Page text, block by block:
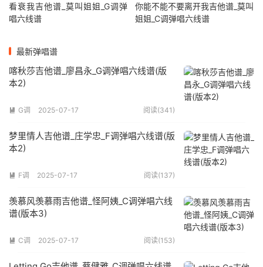
看衰我吉他谱_莫叫姐姐_G调弹
唱六线谱
你能不能不要离开我吉他谱_莫叫
姐姐_C调弹唱六线谱
最新弹唱谱
喀秋莎吉他谱_廖昌永_G调弹唱六线谱(版
本2)
 G调 2025-07-17 阅读(341)
梦里情人吉他谱_庄学忠_F调弹唱六线谱(版
本2)
 F调 2025-07-17 阅读(137)
羡慕风羡慕雨吉他谱_怪阿姨_C调弹唱六线
谱(版本3)
 C调 2025-07-17 阅读(153)